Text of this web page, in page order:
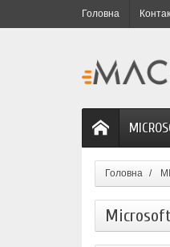
Головна
Головна